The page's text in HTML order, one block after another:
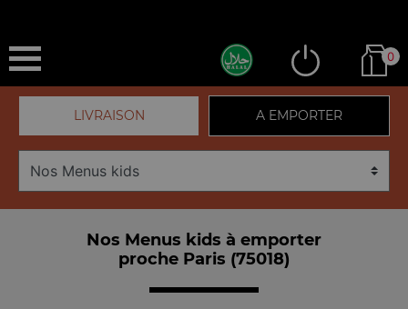
0
LIVRAISON A EMPORTER
Nos Menus kids à emporter
proche Paris (75018)